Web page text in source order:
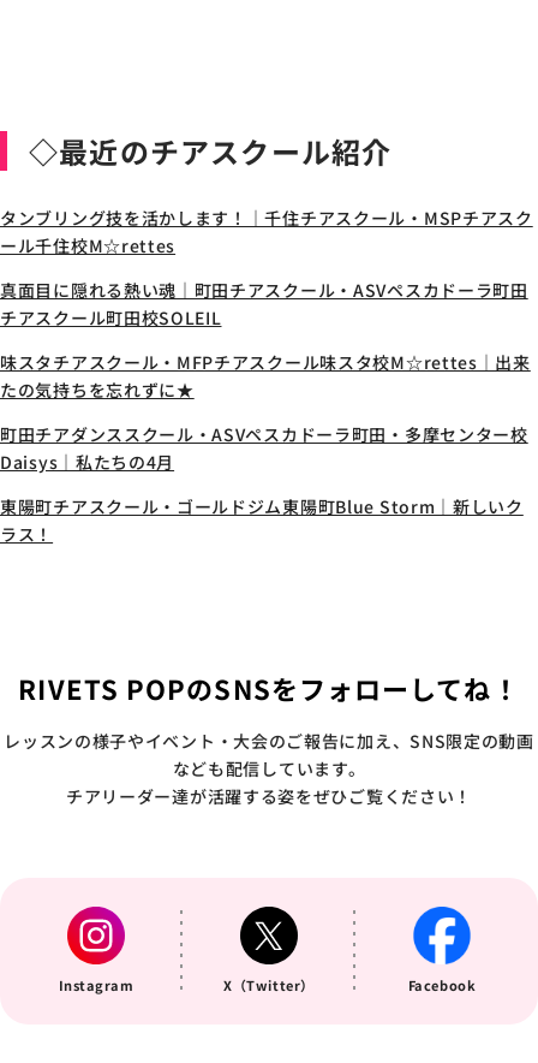
◇最近のチアスクール紹介
タンブリング技を活かします！｜千住チアスクール・MSPチアスク
ール千住校M☆rettes
真面目に隠れる熱い魂｜町田チアスクール・ASVペスカドーラ町田
チアスクール町田校SOLEIL
味スタチアスクール・MFPチアスクール味スタ校M☆rettes｜出来
たの気持ちを忘れずに★
町田チアダンススクール・ASVペスカドーラ町田・多摩センター校
Daisys｜私たちの4月
東陽町チアスクール・ゴールドジム東陽町Blue Storm｜新しいク
ラス！
RIVETS POPのSNSをフォローしてね！
レッスンの様子やイベント・大会のご報告に加え、SNS限定の動画
なども配信しています。
チアリーダー達が活躍する姿をぜひご覧ください！
Instagram X（Twitter） Facebook